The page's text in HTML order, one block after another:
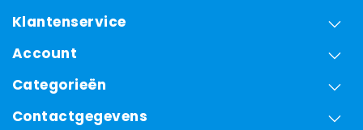
Klantenservice
Account
Categorieën
Contactgegevens